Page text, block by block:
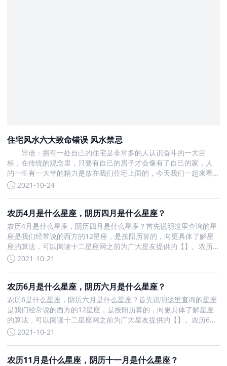
住宅风水六大致命错误 风水禁忌
导语：拥有一处自己的住宅是非常多的人认识奋斗的一大目
标，在传统的观念里，只要有自己的房子才会像有了自己的家，人
的一生有一大半的精力是放在我们住宅上面的，今天我们一起来看
看住宅风水六大致命错误
2021-10-24
农历4月是什么星座，阴历四月是什么星座？
农历4月是什么星座，阴历四月是什么星座？首先说明这里查询的星
座是我们经常说的西方的12星座，是按阳历算的，向更具体了解星
座的算法，可以阅读十二星座网之前为广大星友提供的【】。农历4
月是什么星座
2021-10-21
农历6月是什么星座，阴历六月是什么星座？
农历6是什么星座，阴历六月是什么星座？首先说明这里查询的星座
是我们经常说的西方的12星座，是按阳历算的，向更具体了解星座
的算法，可以阅读十二星座网之前为广大星友提供的【】。农历6是
什么星座
2021-10-21
农历11月是什么星座，阴历十一月是什么星座？